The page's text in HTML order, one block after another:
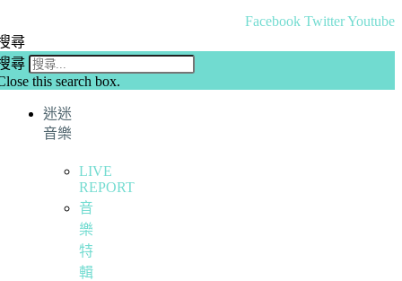
Facebook TwitterYoutube
尋
尋
this search box.
迷迷
音樂
LIVE
REPORT
音
樂
特
輯